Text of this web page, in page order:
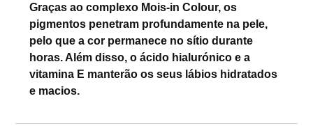
Graças ao complexo Mois-in Colour, os
pigmentos penetram profundamente na pele,
pelo que a cor permanece no sítio durante
horas. Além disso, o ácido hialurónico e a
vitamina E manterão os seus lábios hidratados
e macios.